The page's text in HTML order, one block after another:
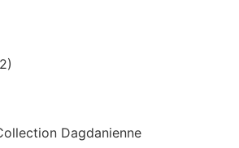
Dagdanienne